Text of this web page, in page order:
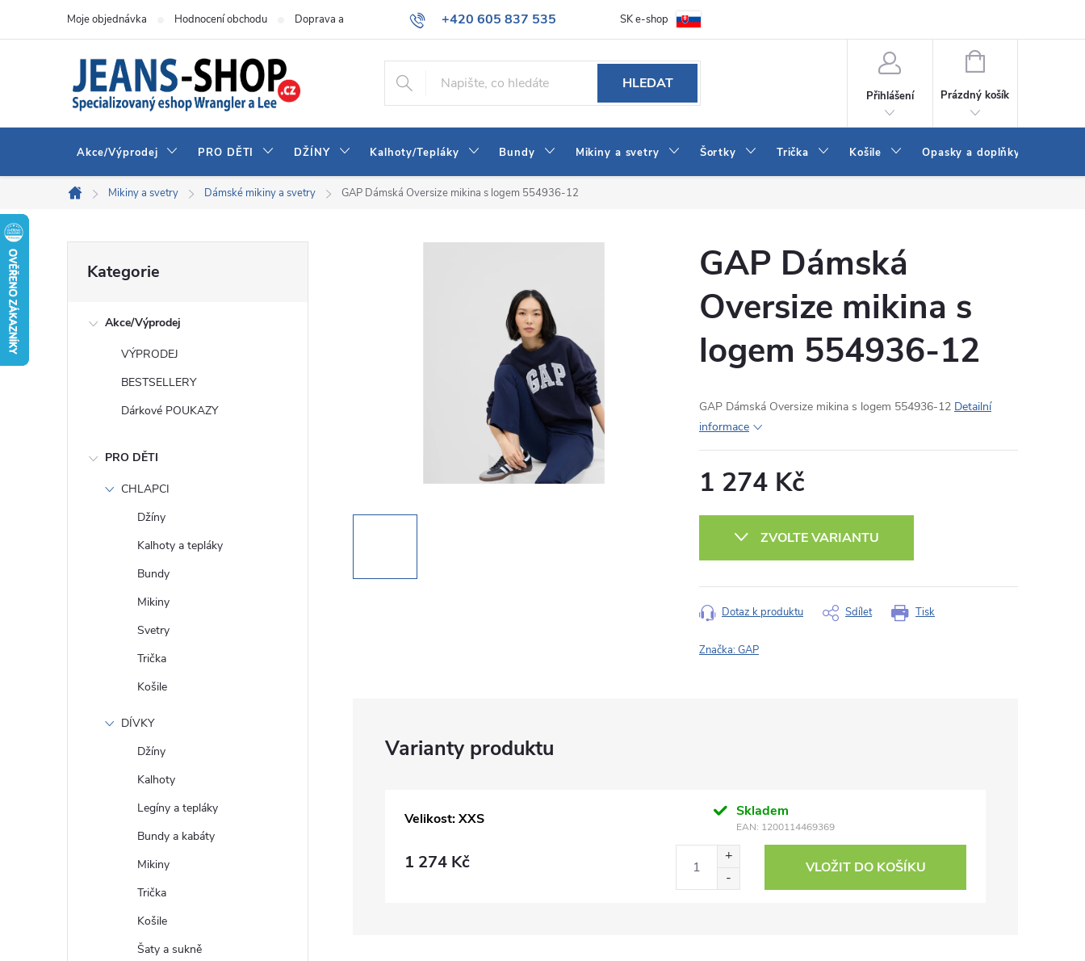
+420 605 837 535
info@jeans-shop.cz
Moje objednávka Hodnocení obchodu Doprava a platba Obchodní podmínky Naše prodejna Blog Kontakt
SK e-shop
HLEDAT
Přihlášení
NÁKUPNÍ
Prázdný košík
Akce/Výprodej PRO DĚTI DŽÍNY Kalhoty/Tepláky Bundy Mikiny a svetry Šortky Trička Košile Opasky a doplňky
Domů
Mikiny a svetry Dámské mikiny a svetry GAP Dámská Oversize mikina s logem 554936-12
kategorie
Kategorie
Akce/Výprodej
VÝPRODEJ
BESTSELLERY
Dárkové POUKAZY
PRO DĚTI
CHLAPCI
Džíny
Kalhoty a tepláky
Bundy
Mikiny
Svetry
Trička
Košile
DÍVKY
Džíny
Kalhoty
Legíny a tepláky
Bundy a kabáty
Mikiny
Trička
Košile
Šaty a sukně
GAP Dámská
Oversize mikina s
logem 554936-12
GAP Dámská Oversize mikina s logem 554936-12 Detailní
informace
1 274 Kč
ZVOLTE VARIANTU
Tisk
Dotaz k produktu Sdílet
Značka:GAP
Velikost: XXS Skladem
EAN: 1200114469369
1 274 Kč VLOŽIT DO KOŠÍKU